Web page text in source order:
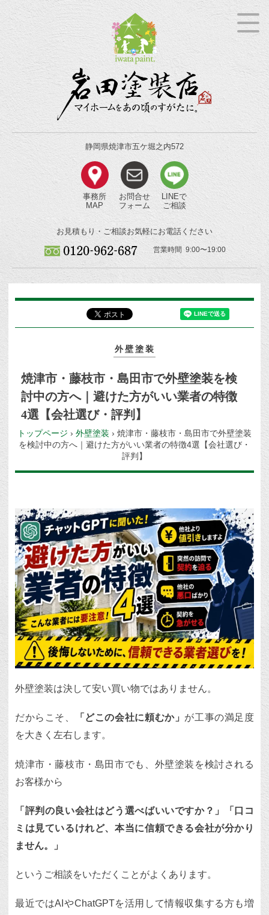
静岡県焼津市五ケ堀之内572
事務所
MAP
お問合せ
フォーム
LINEで
ご相談
お見積もり・ご相談お気軽にお電話ください
営業時間 9:00〜19:00
外壁塗装
焼津市・藤枝市・島田市で外壁塗装を検
討中の方へ｜避けた方がいい業者の特徴
4選【会社選び・評判】
トップページ › 外壁塗装 › 焼津市・藤枝市・島田市で外壁塗装
を検討中の方へ｜避けた方がいい業者の特徴4選【会社選び・
評判】
外壁塗装は決して安い買い物ではありません。
だからこそ、 「どこの会社に頼むか」 が工事の満足度
を大きく左右します。
焼津市・藤枝市・島田市でも、外壁塗装を検討される
お客様から
「評判の良い会社はどう選べばいいですか？」「口コ
ミは見ているけれど、本当に信頼できる会社が分かり
ません。」
というご相談をいただくことがよくあります。
最近ではAIやChatGPTを活用して情報収集する方も増